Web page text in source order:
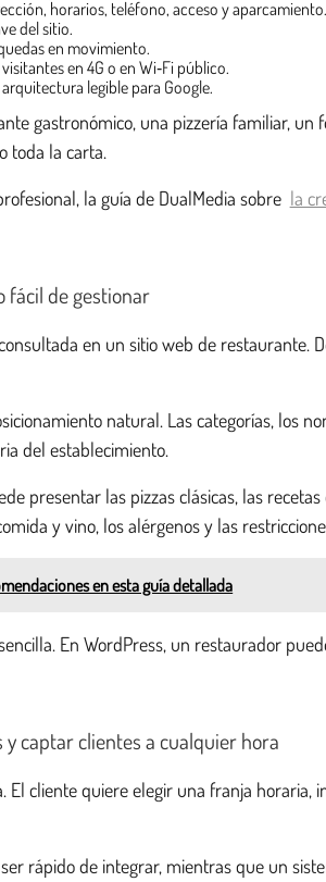
horarios, teléfono, acceso y aparcamiento.
del sitio.
en movimiento.
en 4G o en Wi‑Fi público.
legible para Google.
gastronómico, una pizzería familiar,
toda la carta.
la guía de DualMedia sobre la
fácil de gestionar
en un sitio web de
natural. Las categorías, los
del establecimiento.
presentar las pizzas clásicas, las
y vino, los alérgenos y las
en esta guía detallada
En WordPress, un restaurador
captar clientes a cualquier hora
cliente quiere elegir una franja
rápido de integrar, mientras que un